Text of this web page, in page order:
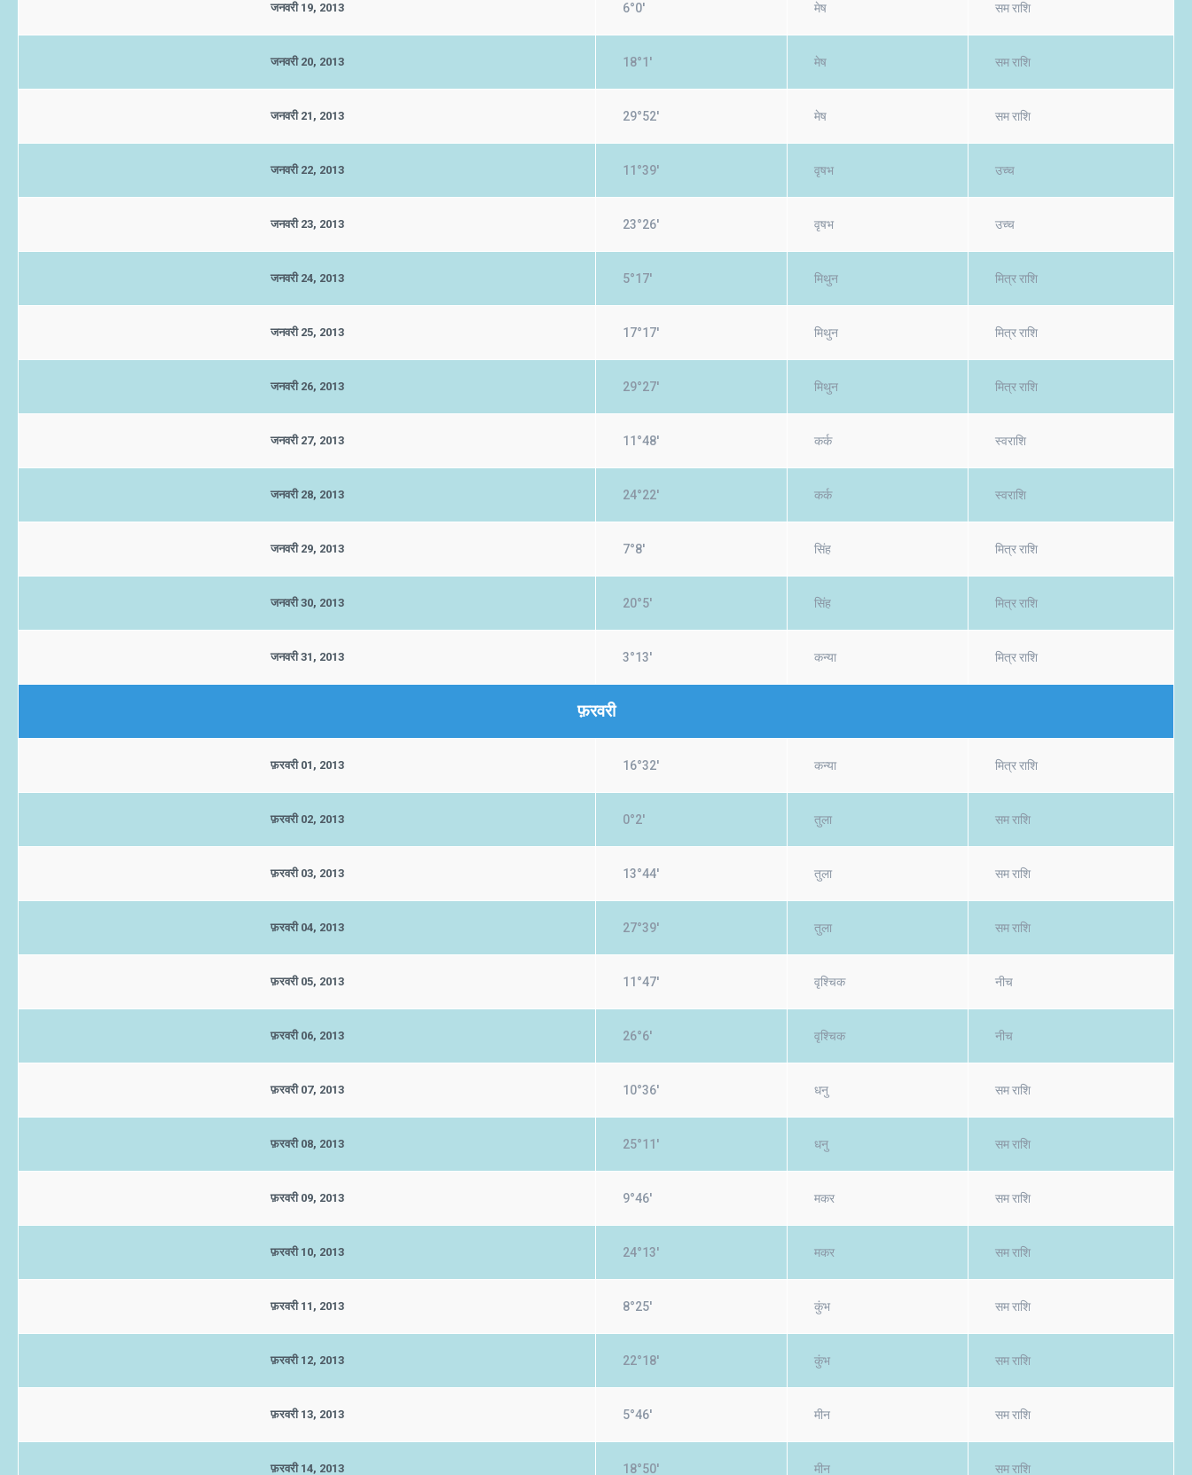
जनवरी 19, 2013 6°0' मेष सम राशि
जनवरी 20, 2013 18°1' मेष सम राशि
जनवरी 21, 2013 29°52' मेष सम राशि
जनवरी 22, 2013 11°39' वृषभ उच्च
जनवरी 23, 2013 23°26' वृषभ उच्च
जनवरी 24, 2013 5°17' मिथुन मित्र राशि
जनवरी 25, 2013 17°17' मिथुन मित्र राशि
जनवरी 26, 2013 29°27' मिथुन मित्र राशि
जनवरी 27, 2013 11°48' कर्क स्वराशि
जनवरी 28, 2013 24°22' कर्क स्वराशि
जनवरी 29, 2013 7°8' सिंह मित्र राशि
जनवरी 30, 2013 20°5' सिंह मित्र राशि
जनवरी 31, 2013 3°13' कन्या मित्र राशि
फ़रवरी
फ़रवरी 01, 2013 16°32' कन्या मित्र राशि
फ़रवरी 02, 2013 0°2' तुला सम राशि
फ़रवरी 03, 2013 13°44' तुला सम राशि
फ़रवरी 04, 2013 27°39' तुला सम राशि
फ़रवरी 05, 2013 11°47' वृश्चिक नीच
फ़रवरी 06, 2013 26°6' वृश्चिक नीच
फ़रवरी 07, 2013 10°36' धनु सम राशि
फ़रवरी 08, 2013 25°11' धनु सम राशि
फ़रवरी 09, 2013 9°46' मकर सम राशि
फ़रवरी 10, 2013 24°13' मकर सम राशि
फ़रवरी 11, 2013 8°25' कुंभ सम राशि
फ़रवरी 12, 2013 22°18' कुंभ सम राशि
फ़रवरी 13, 2013 5°46' मीन सम राशि
फ़रवरी 14, 2013 18°50' मीन सम राशि